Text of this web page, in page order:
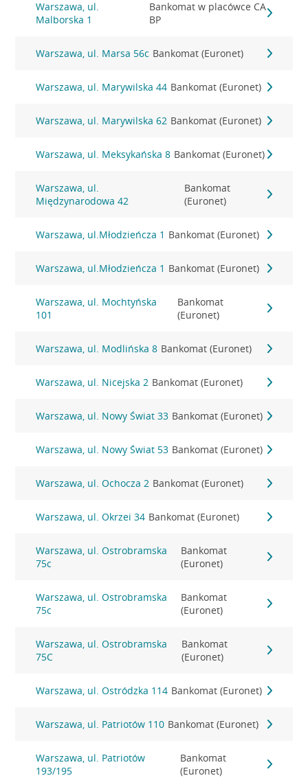
Warszawa, ul.
Malborska 1
Bankomat w placówce CA
BP
Warszawa, ul. Marsa 56c Bankomat (Euronet)
Warszawa, ul. Marywilska 44 Bankomat (Euronet)
Warszawa, ul. Marywilska 62 Bankomat (Euronet)
Warszawa, ul. Meksykańska 8 Bankomat (Euronet)
Warszawa, ul.
Międzynarodowa 42
Bankomat
(Euronet)
Warszawa, ul.Młodzieńcza 1 Bankomat (Euronet)
Warszawa, ul.Młodzieńcza 1 Bankomat (Euronet)
Warszawa, ul. Mochtyńska
101
Bankomat
(Euronet)
Warszawa, ul. Modlińska 8 Bankomat (Euronet)
Warszawa, ul. Nicejska 2 Bankomat (Euronet)
Warszawa, ul. Nowy Świat 33 Bankomat (Euronet)
Warszawa, ul. Nowy Świat 53 Bankomat (Euronet)
Warszawa, ul. Ochocza 2 Bankomat (Euronet)
Warszawa, ul. Okrzei 34 Bankomat (Euronet)
Warszawa, ul. Ostrobramska
75c
Bankomat
(Euronet)
Warszawa, ul. Ostrobramska
75c
Bankomat
(Euronet)
Warszawa, ul. Ostrobramska
75C
Bankomat
(Euronet)
Warszawa, ul. Ostródzka 114 Bankomat (Euronet)
Warszawa, ul. Patriotów 110 Bankomat (Euronet)
Warszawa, ul. Patriotów
193/195
Bankomat
(Euronet)